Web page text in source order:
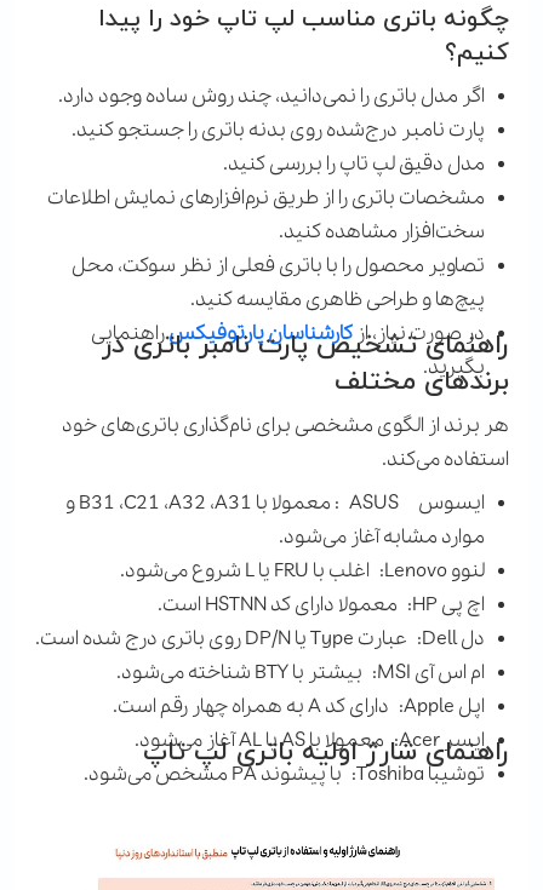
چگونه باتری مناسب لپ تاپ خود را پیدا
کنیم؟
اگر مدل باتری را نمی‌دانید، چند روش ساده وجود دارد.
پارت نامبر درج‌شده روی بدنه باتری را جستجو کنید.
مدل دقیق لپ تاپ را بررسی کنید.
مشخصات باتری را از طریق نرم‌افزارهای نمایش اطلاعات
سخت‌افزار مشاهده کنید.
تصاویر محصول را با باتری فعلی از نظر سوکت، محل
پیچ‌ها و طراحی ظاهری مقایسه کنید.
در صورت نیاز، از کارشناسان پارتوفیکسراهنمایی
بگیرید.
راهنمای تشخیص پارت نامبر باتری در
برندهای مختلف
هر برند از الگوی مشخصی برای نام‌گذاری باتری‌های خود
استفاده می‌کند.
ایسوس
ASUS : معمولا با A31، A32، C21، B31و
موارد مشابه آغاز می‌شود.
لنوو Lenovo: اغلب با
FRU یاL شروع می‌شود.
اچ پی HP:
معمولا دارای کدHSTNN است.
دل Dell:
عبارت TypeیاDP/Nروی باتری درج شده است.
ام اس آی MSI:
بیشتر باBTY شناخته می‌شود.
اپل Apple:
دارای کدAبه همراه چهار رقم است.
ایسر Acer:
معمولا باASیاALآغاز می‌شود.
توشیبا Toshiba: با پیشوند
PA مشخص می‌شود.
راهنمای شارژ اولیه باتری لپ تاپ